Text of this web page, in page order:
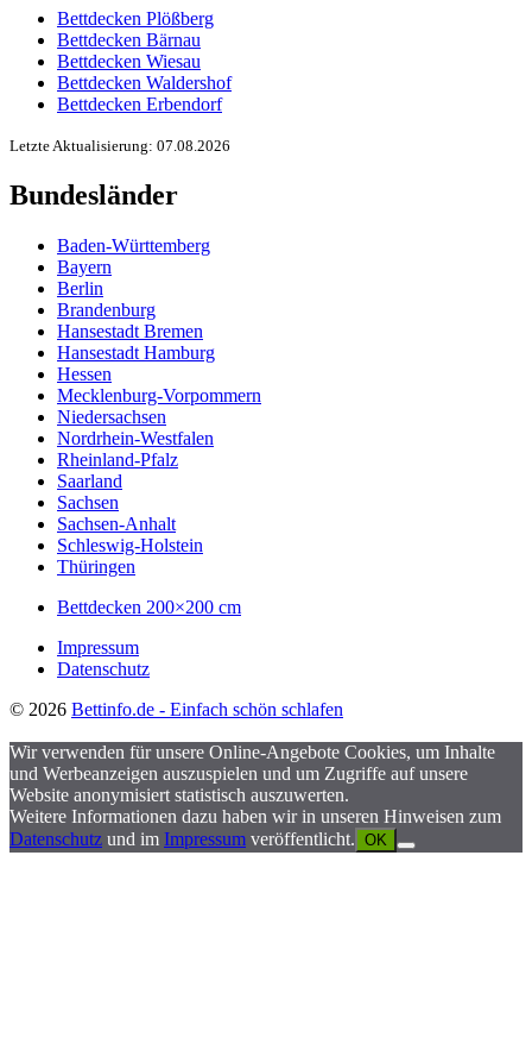
Bettdecken Plößberg
Bettdecken Bärnau
Bettdecken Wiesau
Bettdecken Waldershof
Bettdecken Erbendorf
Letzte Aktualisierung: 07.08.2026
Bundesländer
Baden-Württemberg
Bayern
Berlin
Brandenburg
Hansestadt Bremen
Hansestadt Hamburg
Hessen
Mecklenburg-Vorpommern
Niedersachsen
Nordrhein-Westfalen
Rheinland-Pfalz
Saarland
Sachsen
Sachsen-Anhalt
Schleswig-Holstein
Thüringen
Bettdecken 200×200 cm
Impressum
Datenschutz
© 2026 Bettinfo.de - Einfach schön schlafen
Wir verwenden für unsere Online-Angebote Cookies, um Inhalte
und Werbeanzeigen auszuspielen und um Zugriffe auf unsere
Website anonymisiert statistisch auszuwerten.
Weitere Informationen dazu haben wir in unseren Hinweisen zum
Datenschutz und im Impressum veröffentlicht. OK